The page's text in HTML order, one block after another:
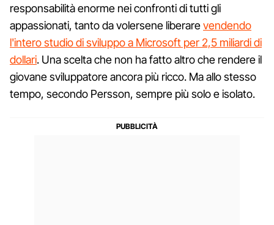
responsabilità enorme nei confronti di tutti gli
appassionati, tanto da volersene liberarevendendo
l'intero studio di sviluppo a Microsoft per 2,5 miliardi di
dollari. Una scelta che non ha fatto altro che rendere il
giovane sviluppatore ancora più ricco. Ma allo stesso
tempo, secondo Persson, sempre più solo e isolato.